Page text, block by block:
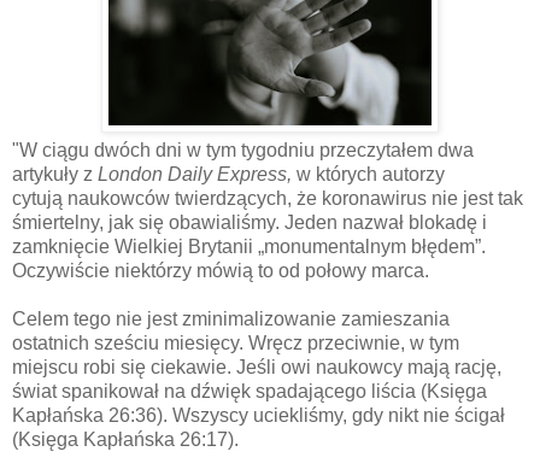
"W ciągu dwóch dni w tym tygodniu przeczytałem dwa
artykuły z London Daily Express, w których autorzy
cytują naukowców twierdzących, że koronawirus nie jest tak
śmiertelny, jak się obawialiśmy. Jeden nazwał blokadę i
zamknięcie Wielkiej Brytanii „monumentalnym błędem”.
Oczywiście niektórzy mówią to od połowy marca.
Celem tego nie jest zminimalizowanie zamieszania
ostatnich sześciu miesięcy. Wręcz przeciwnie, w tym
miejscu robi się ciekawie. Jeśli owi naukowcy mają rację,
świat spanikował na dźwięk spadającego liścia (Księga
Kapłańska 26:36). Wszyscy uciekliśmy, gdy nikt nie ścigał
(Księga Kapłańska 26:17).